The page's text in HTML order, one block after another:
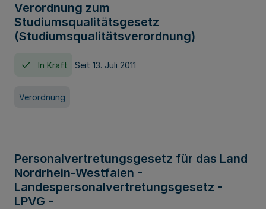
Verordnung zum
Studiumsqualitätsgesetz
(Studiumsqualitätsverordnung)
In Kraft Seit 13. Juli 2011
Verordnung
Personalvertretungsgesetz für das Land
Nordrhein-Westfalen -
Landespersonalvertretungsgesetz -
LPVG -